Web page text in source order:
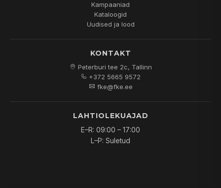
Kampaaniad
Kataloogid
Uudised ja lood
KONTAKT
Peterburi tee 2c, Tallinn
+372 5665 9572
fke@fke.ee
LAHTIOLEKUAJAD
E–R: 09:00 – 17:00
L–P: Suletud